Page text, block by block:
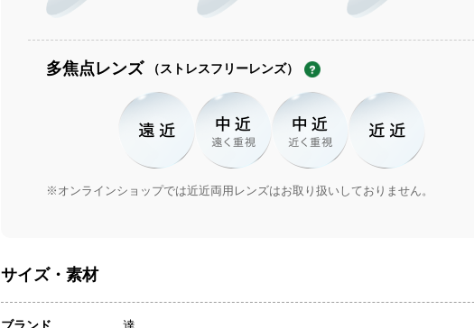
サイズ・素材
多焦点レンズ （ストレスフリーレンズ）
※オンラインショップでは近近両用レンズはお取り扱いしておりません。